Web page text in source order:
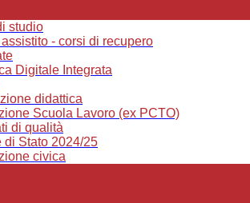
studio
- corsi di recupero
Digitale Integrata
didattica
Scuola Lavoro (ex PCTO)
di qualità
di Stato 2024/25
civica